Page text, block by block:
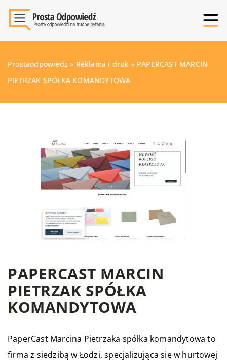
Prostaodpowiedz » Reklama i druk » PAPERCAST MARCIN
PIETRZAK SPÓŁKA KOMANDYTOWA
PAPERCAST MARCIN
PIETRZAK SPÓŁKA
KOMANDYTOWA
PaperCast Marcina Pietrzaka spółka komandytowa to
firma z siedzibą w Łodzi, specjalizująca się w hurtowej